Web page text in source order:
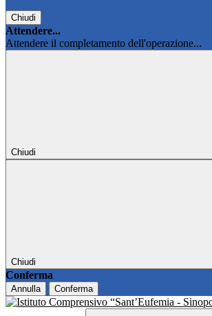
Chiudi
Attendere...
Attendere il completamento dell'operazione...
Chiudi
Chiudi
Conferma
Annulla Conferma